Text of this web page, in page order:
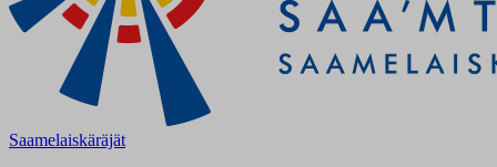
Saamelaiskäräjät